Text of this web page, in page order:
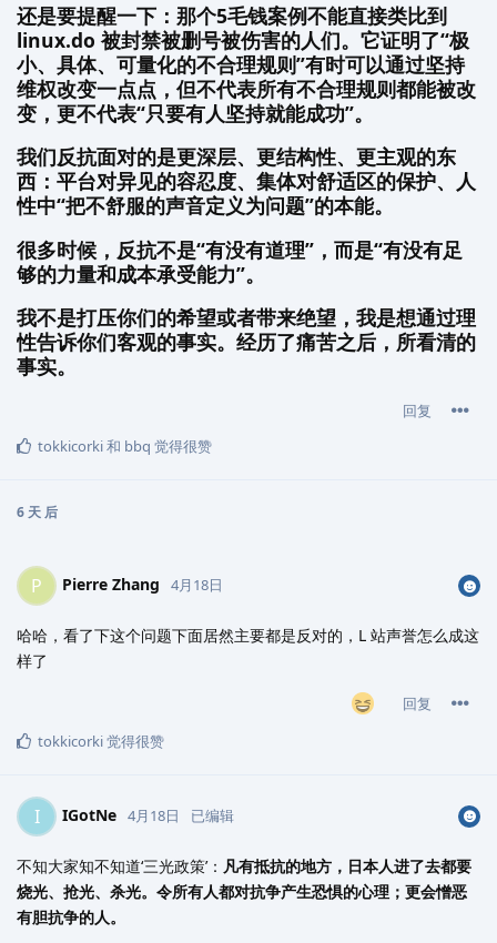
还是要提醒一下：那个5毛钱案例不能直接类比到
linux.do 被封禁被删号被伤害的人们。它证明了“极
小、具体、可量化的不合理规则”有时可以通过坚持
维权改变一点点，但不代表所有不合理规则都能被改
变，更不代表“只要有人坚持就能成功”。
我们反抗面对的是更深层、更结构性、更主观的东
西：平台对异见的容忍度、集体对舒适区的保护、人
性中“把不舒服的声音定义为问题”的本能。
很多时候，反抗不是“有没有道理”，而是“有没有足
够的力量和成本承受能力”。
我不是打压你们的希望或者带来绝望，我是想通过理
性告诉你们客观的事实。经历了痛苦之后，所看清的
事实。
回复
tokkicorki和 bbq 觉得很赞
6 天 后
P Pierre Zhang 4月18日
哈哈，看了下这个问题下面居然主要都是反对的，L 站声誉怎么成这
样了
回复
tokkicorki觉得很赞
I IGotNe 4月18日 已编辑
不知大家知不知道‘三光政策’： 凡有抵抗的地方，日本人进了去都要
烧光、抢光、杀光。令所有人都对抗争产生恐惧的心理；更会憎恶
有胆抗争的人。